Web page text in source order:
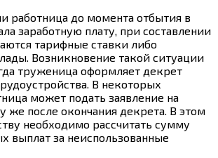
работница до момента отбытия в
заработную плату, при составлении
тарифные ставки либо
Возникновение такой ситуации
труженица оформляет декрет
В некоторых
может подать заявление на
же после окончания декрета. В этом
необходимо рассчитать сумму
выплат за неиспользованные